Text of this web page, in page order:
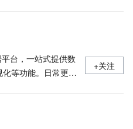
台，一站式提供数
等功能。日常更新
+关注